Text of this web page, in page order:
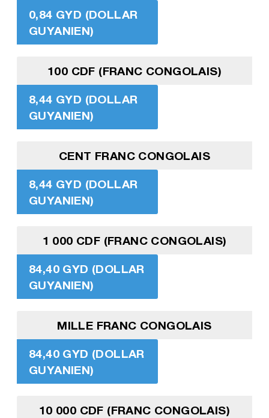
0,84 GYD (DOLLAR
GUYANIEN)
100 CDF (FRANC CONGOLAIS)
8,44 GYD (DOLLAR
GUYANIEN)
CENT FRANC CONGOLAIS
8,44 GYD (DOLLAR
GUYANIEN)
1 000 CDF (FRANC CONGOLAIS)
84,40 GYD (DOLLAR
GUYANIEN)
MILLE FRANC CONGOLAIS
84,40 GYD (DOLLAR
GUYANIEN)
10 000 CDF (FRANC CONGOLAIS)